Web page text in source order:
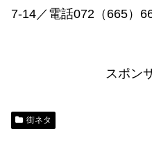
7-14／電話072（665）
スポン
街ネタ